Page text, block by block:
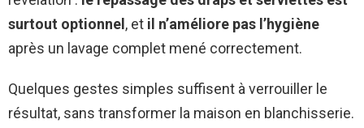
surtout optionnel , et il n’améliore pas l’hygiène
après un lavage complet mené correctement.
Quelques gestes simples suffisent à verrouiller le
résultat, sans transformer la maison en blanchisserie.